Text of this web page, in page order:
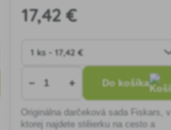
17,42 €
− + Do košíka
Originálna darčeková sada Fiskars, v
ktorej najdete stěierku na cesto a